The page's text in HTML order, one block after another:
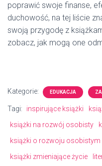
poprawić swoje finanse,
duchowość, na tej liście
swoją przygodę z
zobacz, jak mogą one
Kategorie: EDUKACJA
Tagi: inspirujące książki
książki na rozwój osobisty
książki o rozwoju osobistym
książki zmieniające życie